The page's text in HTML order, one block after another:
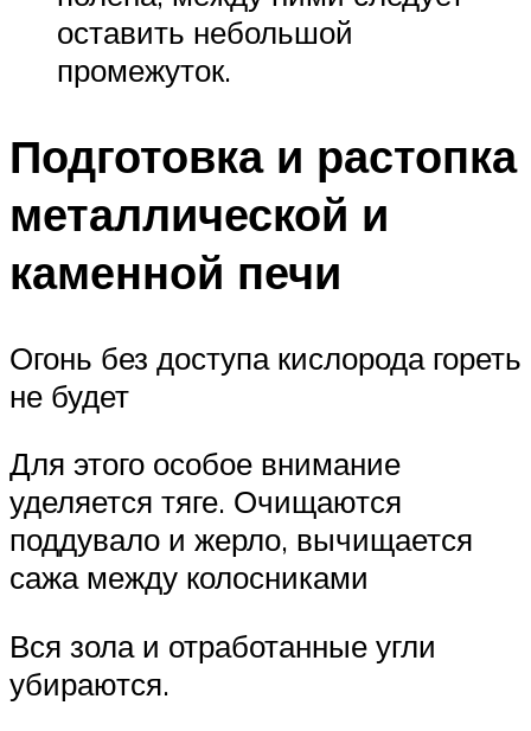
оставить небольшой
промежуток.
Подготовка и растопка
металлической и
каменной печи
Огонь без доступа кислорода гореть
не будет
Для этого особое внимание
уделяется тяге. Очищаются
поддувало и жерло, вычищается
сажа между колосниками
Вся зола и отработанные угли
убираются.